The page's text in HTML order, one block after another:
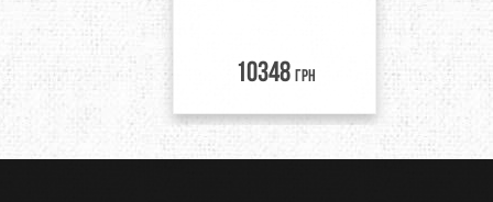
10348 грн